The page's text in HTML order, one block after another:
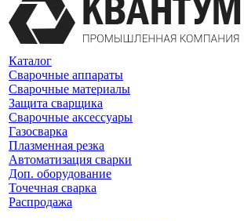
Каталог
Сварочные аппараты
Сварочные материалы
Защита сварщика
Сварочные аксессуары
Газосварка
Плазменная резка
Автоматизация сварки
Доп. оборудование
Точечная сварка
Распродажа